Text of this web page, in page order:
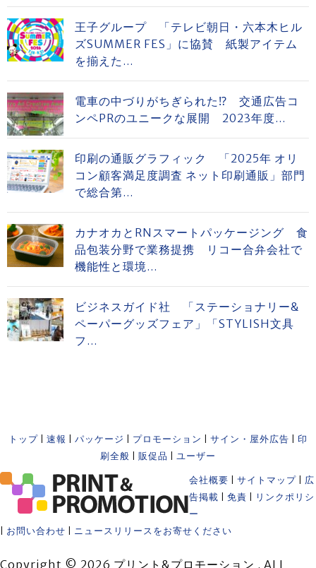
王子グループ 「テレビ朝日・六本木ヒル
ズSUMMER FES」に協賛 紙製アイテム
を揃えた...
電車の中づりがちぎられた⁉ 交通広告コ
ンペPRのユニークな展開 2023年度...
印刷の通販グラフィック 「2025年 オリ
コン顧客満足度調査 ネット印刷通販」部門
で総合第...
カナオカとRNスマートパッケージング 食
品包装分野で業務提携 リコー合弁会社で
機能性と環境...
ビジネスガイド社 「ステーショナリー&
ペーパーグッズフェア」「STYLISH文具
フ...
トップ 速報 パッケージ プロモーション サイン・屋外広告
印
刷全般
販促品 ユーザー
会社概要 サイトマップ
広
告掲載
免責
リンクポリシ
ー
お問い合わせ ニュースリリースをお寄せください
Copyright © 2026 プリント&プロモーション . ALL